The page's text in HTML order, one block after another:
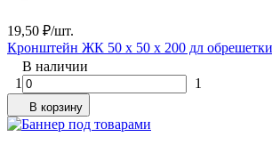
19,50 ₽/шт.
Кронштейн ЖК 50 х 50 х 200 дл
В наличии
1
1
В корзину